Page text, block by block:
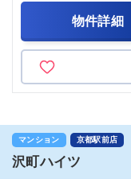
物件詳細
マンション 京都駅前店
沢町ハイツ